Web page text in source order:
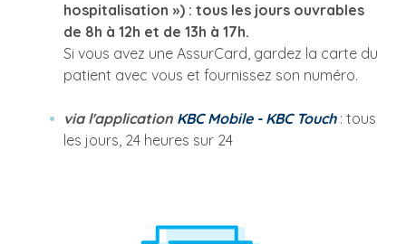
hospitalisation ») : tous les jours ouvrables
de 8h à 12h et de 13h à 17h.
Si vous avez une AssurCard, gardez la carte du
patient avec vous et fournissez son numéro.
via l'application KBC Mobile - KBC Touch: tous
les jours, 24 heures sur 24